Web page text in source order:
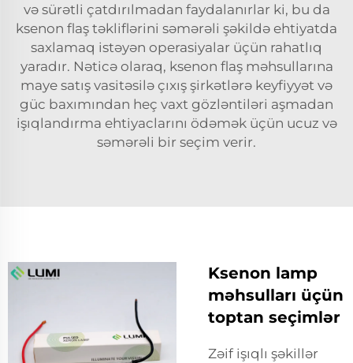
və sürətli çatdırılmadan faydalanırlar ki, bu da
ksenon flaş təkliflərini səmərəli şəkildə ehtiyatda
saxlamaq istəyən operasiyalar üçün rahatlıq
yaradır. Nəticə olaraq, ksenon flaş məhsullarına
maye satış vasitəsilə çıxış şirkətlərə keyfiyyət və
güc baxımından heç vaxt gözləntiləri aşmadan
işıqlandırma ehtiyaclarını ödəmək üçün ucuz və
səmərəli bir seçim verir.
Ksenon lamp
məhsulları üçün
toptan seçimlər
Zəif işıqlı şəkillər